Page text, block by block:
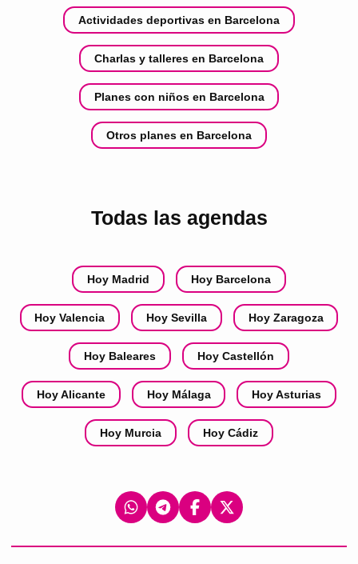
Actividades deportivas en Barcelona
Charlas y talleres en Barcelona
Planes con niños en Barcelona
Otros planes en Barcelona
Todas las agendas
Hoy Madrid Hoy Barcelona
Hoy Valencia Hoy Sevilla Hoy Zaragoza
Hoy Baleares Hoy Castellón
Hoy Alicante Hoy Málaga Hoy Asturias
Hoy Murcia Hoy Cádiz